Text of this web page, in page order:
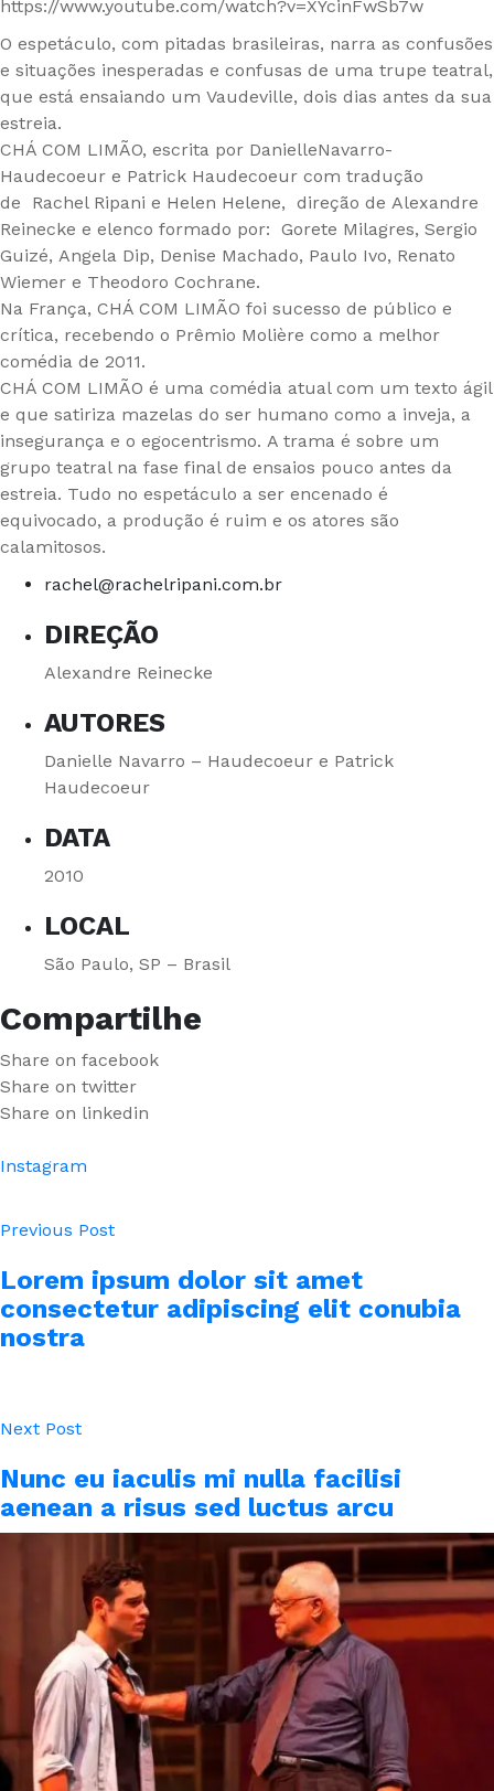
https://www.youtube.com/watch?v=XYcinFwSb7w
O espetáculo, com pitadas brasileiras, narra as confusões
e situações inesperadas e confusas de uma trupe teatral,
que está ensaiando um Vaudeville, dois dias antes da sua
estreia.
CHÁ COM LIMÃO, escrita por DanielleNavarro-
Haudecoeur e Patrick Haudecoeur com tradução
de Rachel Ripani e Helen Helene, direção de Alexandre
Reinecke e elenco formado por: Gorete Milagres, Sergio
Guizé, Angela Dip, Denise Machado, Paulo Ivo, Renato
Wiemer e Theodoro Cochrane.
Na França, CHÁ COM LIMÃO foi sucesso de público e
crítica, recebendo o Prêmio Molière como a melhor
comédia de 2011.
CHÁ COM LIMÃO é uma comédia atual com um texto ágil
e que satiriza mazelas do ser humano como a inveja, a
insegurança e o egocentrismo. A trama é sobre um
grupo teatral na fase final de ensaios pouco antes da
estreia. Tudo no espetáculo a ser encenado é
equivocado, a produção é ruim e os atores são
calamitosos.
rachel@rachelripani.com.br
DIREÇÃO
Alexandre Reinecke
AUTORES
Danielle Navarro – Haudecoeur e Patrick
Haudecoeur
DATA
2010
LOCAL
São Paulo, SP – Brasil
Compartilhe
Share on facebook
Share on twitter
Share on linkedin
Instagram
Previous Post
Lorem ipsum dolor sit amet
consectetur adipiscing elit conubia
nostra
Next Post
Nunc eu iaculis mi nulla facilisi
aenean a risus sed luctus arcu